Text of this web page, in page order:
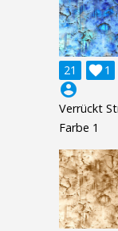
21 1

account_circle
Verrückt
Farbe 1